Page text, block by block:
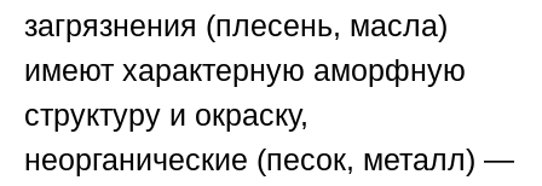
загрязнения (плесень, масла)
имеют характерную аморфную
структуру и окраску,
неорганические (песок, металл) —